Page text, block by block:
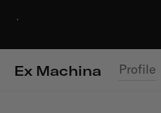
·
Ex Machina Profile